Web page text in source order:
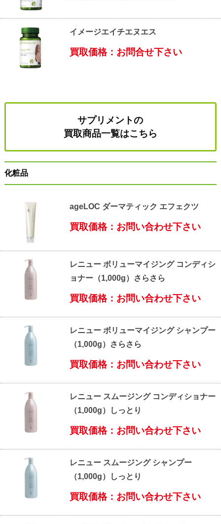
イメージエイチエヌエス
買取価格：お問合せ下さい
サプリメントの
買取商品一覧はこちら
化粧品
ageLOC ダーマティック エフェクツ
買取価格：お問い合わせ下さい
レニュー ボリューマイジング コンディシ
ョナー（1,000g）さらさら
買取価格：お問い合わせ下さい
レニュー ボリューマイジング シャンプー
（1,000g）さらさら
買取価格：お問い合わせ下さい
レニュー スムージング コンディショナー
（1,000g）しっとり
買取価格：お問い合わせ下さい
レニュー スムージング シャンプー
（1,000g）しっとり
買取価格：お問い合わせ下さい